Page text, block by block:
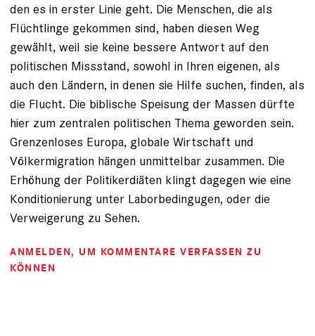
den es in erster Linie geht. Die Menschen, die als
Flüchtlinge gekommen sind, haben diesen Weg
gewählt, weil sie keine bessere Antwort auf den
politischen Missstand, sowohl in Ihren eigenen, als
auch den Ländern, in denen sie Hilfe suchen, finden, als
die Flucht. Die biblische Speisung der Massen dürfte
hier zum zentralen politischen Thema geworden sein.
Grenzenloses Europa, globale Wirtschaft und
Völkermigration hängen unmittelbar zusammen. Die
Erhöhung der Politikerdiäten klingt dagegen wie eine
Konditionierung unter Laborbedingugen, oder die
Verweigerung zu Sehen.
ANMELDEN, UM KOMMENTARE VERFASSEN ZU
KÖNNEN